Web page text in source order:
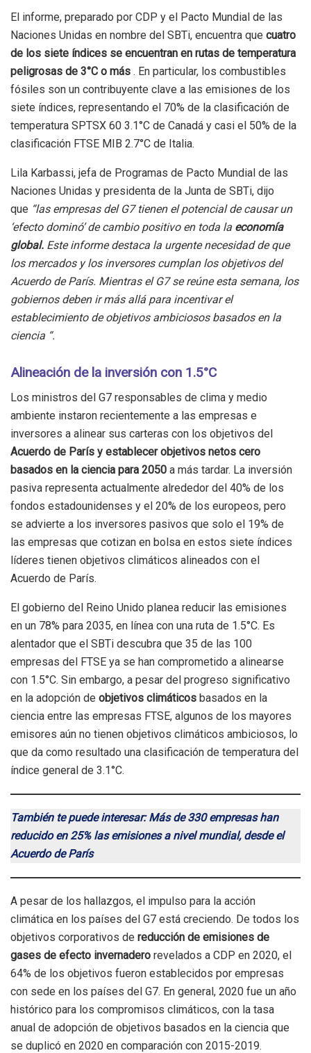
El informe, preparado por CDP y el Pacto Mundial de las
Naciones Unidas en nombre del SBTi, encuentra que cuatro
de los siete índices se encuentran en rutas de temperatura
peligrosas de 3°C o más . En particular, los combustibles
fósiles son un contribuyente clave a las emisiones de los
siete índices, representando el 70% de la clasificación de
temperatura SPTSX 60 3.1°C de Canadá y casi el 50% de la
clasificación FTSE MIB 2.7°C de Italia.
Lila Karbassi, jefa de Programas de Pacto Mundial de las
Naciones Unidas y presidenta de la Junta de SBTi, dijo
que “las empresas del G7 tienen el potencial de causar un
‘efecto dominó’ de cambio positivo en toda la economía
global. Este informe destaca la urgente necesidad de que
los mercados y los inversores cumplan los objetivos del
Acuerdo de París. Mientras el G7 se reúne esta semana, los
gobiernos deben ir más allá para incentivar el
establecimiento de objetivos ambiciosos basados ​​en la
ciencia “.
Alineación de la inversión con 1.5°C
Los ministros del G7 responsables de clima y medio
ambiente instaron recientemente a las empresas e
inversores a alinear sus carteras con los objetivos del
Acuerdo de París y establecer objetivos netos cero
basados ​​en la ciencia para 2050 a más tardar. La inversión
pasiva representa actualmente alrededor del 40% de los
fondos estadounidenses y el 20% de los europeos, pero
se advierte a los inversores pasivos que solo el 19% de
las empresas que cotizan en bolsa en estos siete índices
líderes tienen objetivos climáticos alineados con el
Acuerdo de París.
El gobierno del Reino Unido planea reducir las emisiones
en un 78% para 2035, en línea con una ruta de 1.5°C. Es
alentador que el SBTi descubra que 35 de las 100
empresas del FTSE ya se han comprometido a alinearse
con 1.5°C. Sin embargo, a pesar del progreso significativo
en la adopción de objetivos climáticos basados ​​en la
ciencia entre las empresas FTSE, algunos de los mayores
emisores aún no tienen objetivos climáticos ambiciosos, lo
que da como resultado una clasificación de temperatura del
índice general de 3.1°C.
También te puede interesar: Más de 330 empresas han
reducido en 25% las emisiones a nivel mundial, desde el
Acuerdo de París
A pesar de los hallazgos, el impulso para la acción
climática en los países del G7 está creciendo. De todos los
objetivos corporativos de reducción de emisiones de
gases de efecto invernadero revelados a CDP en 2020, el
64% de los objetivos fueron establecidos por empresas
con sede en los países del G7. En general, 2020 fue un año
histórico para los compromisos climáticos, con la tasa
anual de adopción de objetivos basados ​​en la ciencia que
se duplicó en 2020 en comparación con 2015-2019.